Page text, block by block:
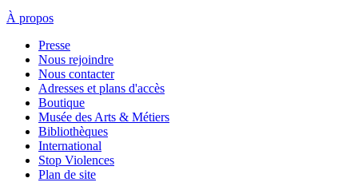
À propos
Presse
Nous rejoindre
Nous contacter
Adresses et plans d'accès
Boutique
Musée des Arts & Métiers
Bibliothèques
International
Stop Violences
Plan de site